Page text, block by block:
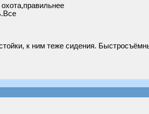
к ним теже сидения.